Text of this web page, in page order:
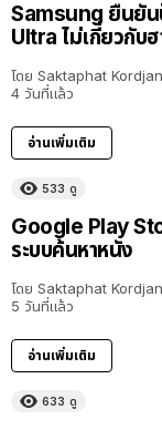
Samsung ยืนยั
Ultra ไม่เกี่ยวกับ
โดย Saktaphat Kordjan
4 วันที่แล้ว
อ่านเพิ่มเติม
533 ดู
Google Play
ระบบค้นหาหนัง
โดย Saktaphat Kordjan
5 วันที่แล้ว
อ่านเพิ่มเติม
633 ดู